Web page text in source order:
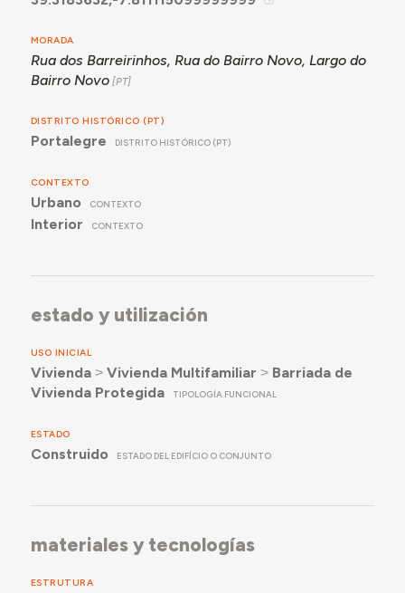
MORADA
Rua dos Barreirinhos, Rua do Bairro Novo, Largo do
Bairro Novo
DISTRITO HISTÓRICO (PT)
Portalegre DISTRITO HISTÓRICO (PT)
CONTEXTO
Urbano CONTEXTO
Interior CONTEXTO
estado y utilización
USO INICIAL
Vivienda˃ Vivienda Multifamiliar ˃ Barriada de
Vivienda Protegida
TIPOLOGÍA FUNCIONAL
ESTADO
Construido ESTADO DEL EDIFÍCIO O CONJUNTO
materiales y tecnologías
ESTRUTURA